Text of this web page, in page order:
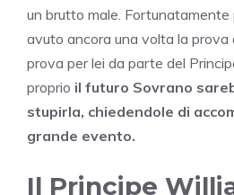
un brutto male. Fortunatamente
avuto ancora una volta la prova
prova per lei da parte del
proprio il futuro Sovrano
stupirla, chiedendole di
grande evento.
Il Principe